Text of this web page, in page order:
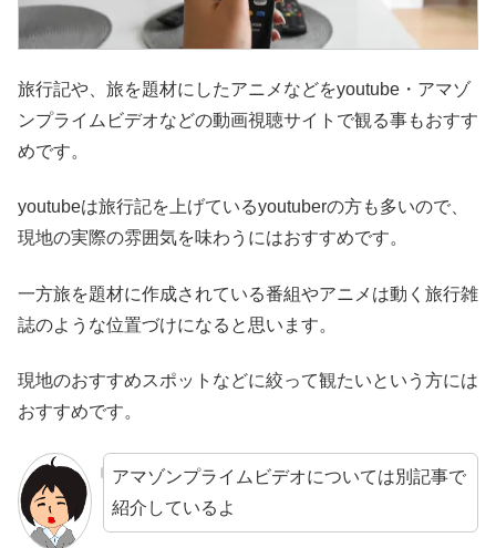
旅行記や、旅を題材にしたアニメなどをyoutube・アマゾ
ンプライムビデオなどの動画視聴サイトで観る事もおすす
めです。
youtubeは旅行記を上げているyoutuberの方も多いので、
現地の実際の雰囲気を味わうにはおすすめです。
一方旅を題材に作成されている番組やアニメは動く旅行雑
誌のような位置づけになると思います。
現地のおすすめスポットなどに絞って観たいという方には
おすすめです。
アマゾンプライムビデオについては別記事で
紹介しているよ